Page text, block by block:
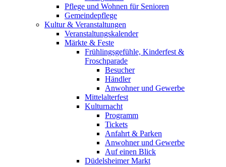
Pflege und Wohnen für Senioren
Gemeindepflege
Kultur & Veranstaltungen
Veranstaltungskalender
Märkte & Feste
Frühlingsgefühle, Kinderfest &
Froschparade
Besucher
Händler
Anwohner und Gewerbe
Mittelalterfest
Kulturnacht
Programm
Tickets
Anfahrt & Parken
Anwohner und Gewerbe
Auf einen Blick
Düdelsheimer Markt